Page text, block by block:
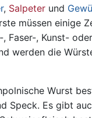
, Salpeter und
müssen einige
Faser-, Kunst-
werden die
Wurst
Speck. Es gibt